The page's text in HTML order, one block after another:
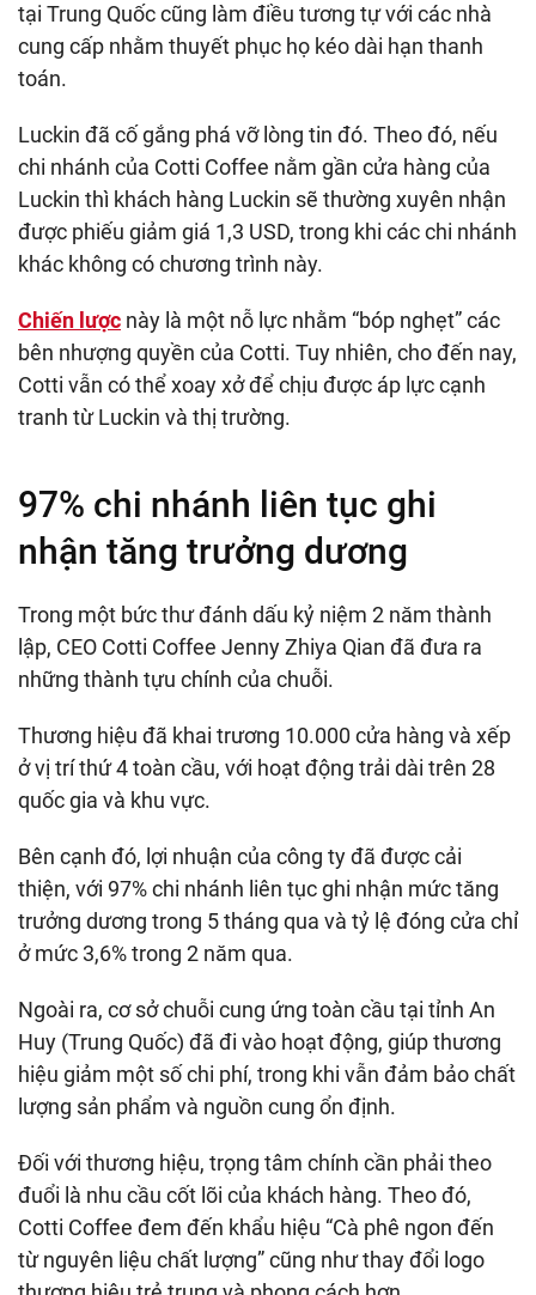
tại Trung Quốc cũng làm điều tương tự với các nhà
cung cấp nhằm thuyết phục họ kéo dài hạn thanh
toán.
Luckin đã cố gắng phá vỡ lòng tin đó. Theo đó, nếu
chi nhánh của Cotti Coffee nằm gần cửa hàng của
Luckin thì khách hàng Luckin sẽ thường xuyên nhận
được phiếu giảm giá 1,3 USD, trong khi các chi nhánh
khác không có chương trình này.
Chiến lược này là một nỗ lực nhằm “bóp nghẹt” các
bên nhượng quyền của Cotti. Tuy nhiên, cho đến nay,
Cotti vẫn có thể xoay xở để chịu được áp lực cạnh
tranh từ Luckin và thị trường.
97% chi nhánh liên tục ghi
nhận tăng trưởng dương
Trong một bức thư đánh dấu kỷ niệm 2 năm thành
lập, CEO Cotti Coffee Jenny Zhiya Qian đã đưa ra
những thành tựu chính của chuỗi.
Thương hiệu đã khai trương 10.000 cửa hàng và xếp
ở vị trí thứ 4 toàn cầu, với hoạt động trải dài trên 28
quốc gia và khu vực.
Bên cạnh đó, lợi nhuận của công ty đã được cải
thiện, với 97% chi nhánh liên tục ghi nhận mức tăng
trưởng dương trong 5 tháng qua và tỷ lệ đóng cửa chỉ
ở mức 3,6% trong 2 năm qua.
Ngoài ra, cơ sở chuỗi cung ứng toàn cầu tại tỉnh An
Huy (Trung Quốc) đã đi vào hoạt động, giúp thương
hiệu giảm một số chi phí, trong khi vẫn đảm bảo chất
lượng sản phẩm và nguồn cung ổn định.
Đối với thương hiệu, trọng tâm chính cần phải theo
đuổi là nhu cầu cốt lõi của khách hàng. Theo đó,
Cotti Coffee đem đến khẩu hiệu “Cà phê ngon đến
từ nguyên liệu chất lượng” cũng như thay đổi logo